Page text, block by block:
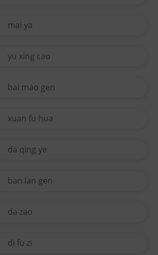
mai ya
yu xing cao
bai mao gen
xuan fu hua
da qing ye
ban lan gen
da zao
di fu zi